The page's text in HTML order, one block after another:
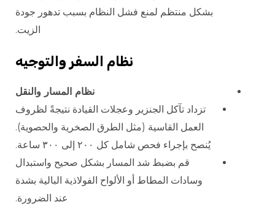
بشكل منتظم لمنع فشل النظام بسبب تدهور جودة
الزيت.
نظام السفر والتوجيه
نظام المسار والنقل
تزداد تآكل الجنزير وعجلات القيادة نتيجةً لظروف
العمل القاسية (مثل الطرق الصخرية والحصوية).
يُنصح بإجراء فحص شامل كل ٢٠٠ إلى ٣٠٠ ساعة.
قم بضبط شد المسار بشكل صحيح واستبدال
وسادات المطاط أو الألواح الفولاذية البالية بشدة
عند الضرورة.